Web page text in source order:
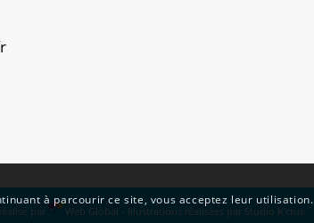
par Web Global - Illustrations réalisées par Studio K'ctus
à parcourir ce site, vous acceptez leur utilisation.